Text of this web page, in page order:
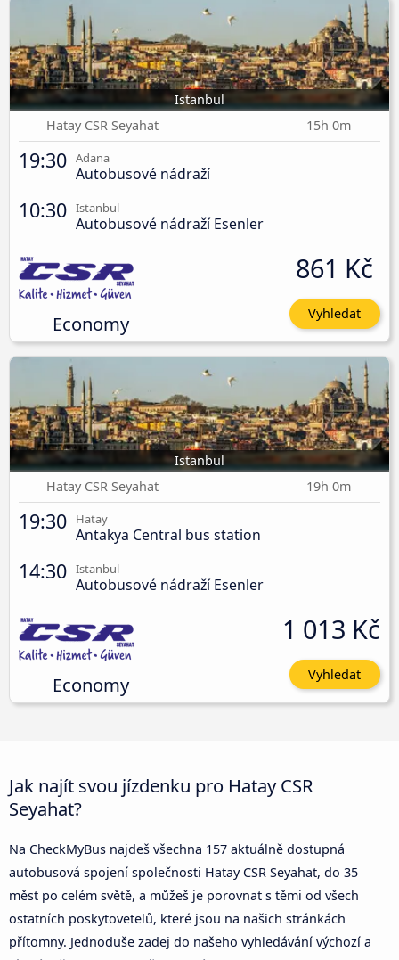
Istanbul
Hatay CSR Seyahat
15h 0m
19:30 Adana
Autobusové nádraží
10:30 Istanbul
Autobusové nádraží Esenler
Economy
861 Kč
Vyhledat
Istanbul
Hatay CSR Seyahat
19h 0m
19:30 Hatay
Antakya Central bus station
14:30 Istanbul
Autobusové nádraží Esenler
Economy
1 013 Kč
Vyhledat
Jak najít svou jízdenku pro Hatay CSR
Seyahat?
Na CheckMyBus najdeš všechna 157 aktuálně dostupná
autobusová spojení společnosti Hatay CSR Seyahat, do 35
měst po celém světě, a můžeš je porovnat s těmi od všech
ostatních poskytovetelů, které jsou na našich stránkách
přítomny. Jednoduše zadej do našeho vyhledávání výchozí a